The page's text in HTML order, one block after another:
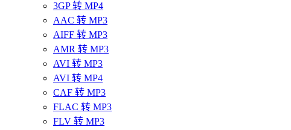
3GP 转 MP4
AAC 转 MP3
AIFF 转 MP3
AMR 转 MP3
AVI 转 MP3
AVI 转 MP4
CAF 转 MP3
FLAC 转 MP3
FLV 转 MP3